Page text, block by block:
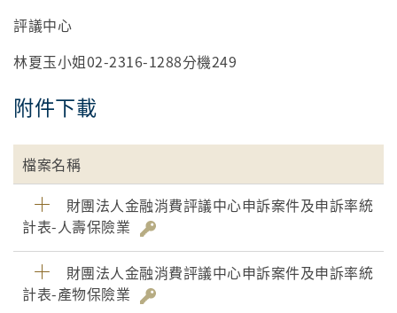
評議中心
林夏玉小姐02-2316-1288分機249
附件下載
檔案名稱
財團法人金融消費評議中心申訴案件及申訴率統
計表-人壽保險業
財團法人金融消費評議中心申訴案件及申訴率統
計表-產物保險業